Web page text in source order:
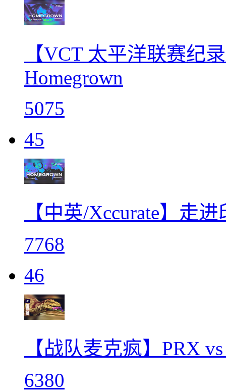
【VCT 太平洋联赛纪
Homegrown
5075
45
【中英/Xccurate】走
7768
46
【战队麦克疯】PRX
6380